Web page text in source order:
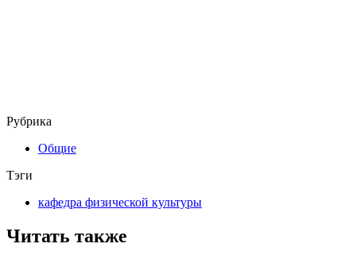
Рубрика
Общие
Тэги
кафедра физической культуры
Читать также